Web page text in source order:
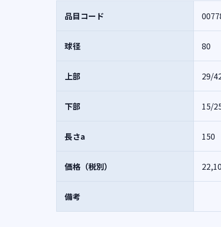
品目コード
球径 80
上部 29/
下部 15/
長さa 150
価格（税別）
備考